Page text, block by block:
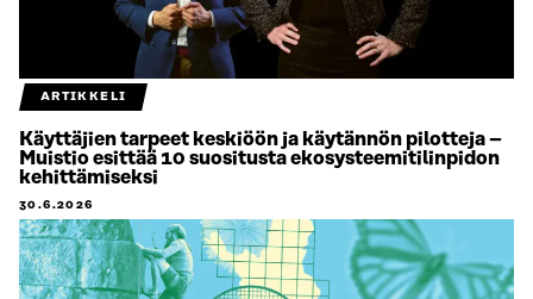
ARTIKKELI
Käyttäjien tarpeet keskiöön ja käytännön pilotteja –
Muistio esittää 10 suositusta ekosysteemitilinpidon
kehittämiseksi
30.6.2026